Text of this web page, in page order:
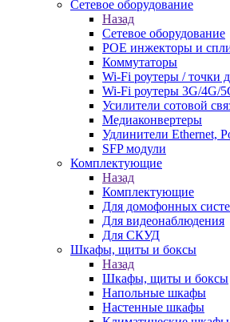
Сетевое оборудование
Назад
Сетевое оборудование
POE инжекторы и
Коммутаторы
Wi-Fi роутеры / точки
Wi-Fi роутеры 3G/4G/
Усилители сотовой
Медиаконвертеры
Удлинители Ethernet,
SFP модули
Комплектующие
Назад
Комплектующие
Для домофонных
Для видеонаблюдения
Для СКУД
Шкафы, щиты и боксы
Назад
Шкафы, щиты и боксы
Напольные шкафы
Настенные шкафы